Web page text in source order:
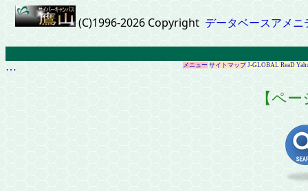
(C)1996-2026 Copyright データベースアメニ
… メニュー サイトマップ J-GLOBAL ReaD
【ペ